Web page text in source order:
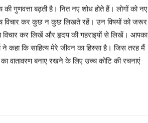
गुणवत्ता बढ़ती है। नित नए शोध होते हैं। लोगों को नए
विचार कर कुछ न कुछ लिखते रहें। उन विषयों को जरूर
कर लिखें और हृदय की गहराइयों से लिखें। आपका
ने कहा कि साहित्य मेरे जीवन का हिस्सा है। जिस तरह मैं
वातावरण बनाए रखने के लिए उच्च कोटि की रचनाएं